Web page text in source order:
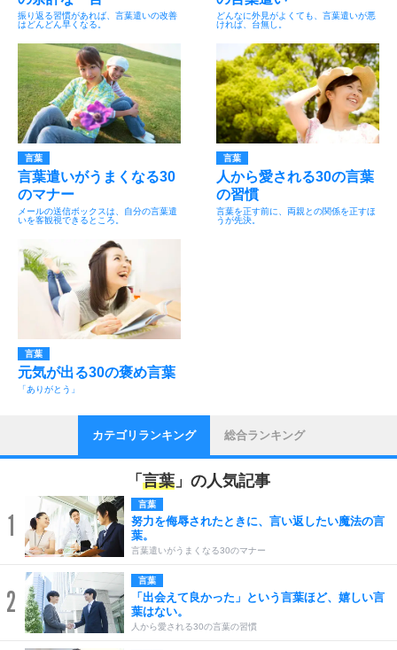
振り返る習慣があれば、言葉遣いの改善
はどんどん早くなる。
どんなに外見がよくても、言葉遣いが悪
ければ、台無し。
言葉
言葉遣いがうまくなる30
のマナー
メールの送信ボックスは、自分の言葉遣
いを客観視できるところ。
言葉
人から愛される30の言葉
の習慣
言葉を正す前に、両親との関係を正すほ
うが先決。
言葉
元気が出る30の褒め言葉
「ありがとう」
カテゴリランキング 総合ランキング
「 言葉 」の人気記事
1
言葉
努力を侮辱されたときに、言い返したい魔法の言
葉。
言葉遣いがうまくなる30のマナー
2
言葉
「出会えて良かった」という言葉ほど、嬉しい言
葉はない。
人から愛される30の言葉の習慣